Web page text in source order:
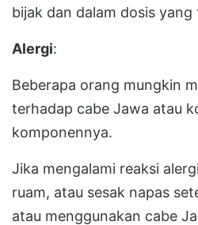
bijak dan dalam dosis yang
Alergi:
Beberapa orang mungkin
terhadap cabe Jawa atau
komponennya.
Jika mengalami reaksi
ruam, atau sesak napas
atau menggunakan cabe